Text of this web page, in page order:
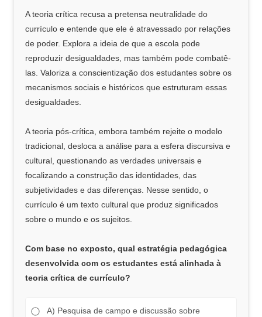
A teoria crítica recusa a pretensa neutralidade do
currículo e entende que ele é atravessado por relações
de poder. Explora a ideia de que a escola pode
reproduzir desigualdades, mas também pode combatê-
las. Valoriza a conscientização dos estudantes sobre os
mecanismos sociais e históricos que estruturam essas
desigualdades.
A teoria pós-crítica, embora também rejeite o modelo
tradicional, desloca a análise para a esfera discursiva e
cultural, questionando as verdades universais e
focalizando a construção das identidades, das
subjetividades e das diferenças. Nesse sentido, o
currículo é um texto cultural que produz significados
sobre o mundo e os sujeitos.
Com base no exposto, qual estratégia pedagógica
desenvolvida com os estudantes está alinhada à
teoria crítica de currículo?
A) Pesquisa de campo e discussão sobre